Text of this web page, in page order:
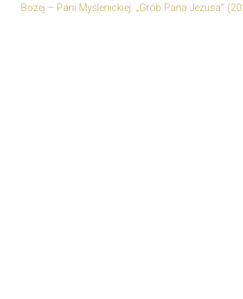
Bożej – Pani Myślenickiej: „Grób Pana Jezusa”